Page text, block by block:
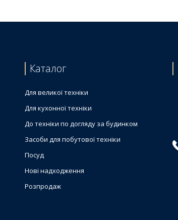
Каталог
Для великої техніки
Для кухонної техніки
До техніки по догляду за будинком
Засоби для побутової техніки
Посуд
Нові надходження
Розпродаж